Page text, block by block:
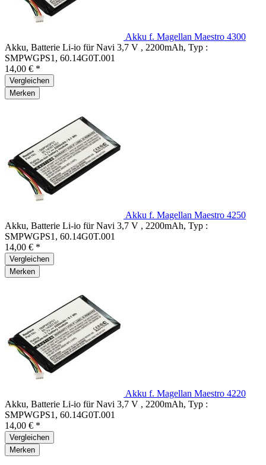
Akku f. Magellan Maestro 4300
Akku, Batterie Li-io für Navi 3,7 V , 2200mAh, Typ :
SMPWGPS1, 60.14G0T.001
14,00 € *
Vergleichen
Merken
Akku f. Magellan Maestro 4250
Akku, Batterie Li-io für Navi 3,7 V , 2200mAh, Typ :
SMPWGPS1, 60.14G0T.001
14,00 € *
Vergleichen
Merken
Akku f. Magellan Maestro 4220
Akku, Batterie Li-io für Navi 3,7 V , 2200mAh, Typ :
SMPWGPS1, 60.14G0T.001
14,00 € *
Vergleichen
Merken